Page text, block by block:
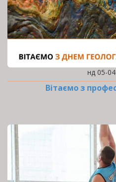
нд 05-
Вітаємо з